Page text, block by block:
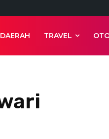
DAERAH TRAVEL